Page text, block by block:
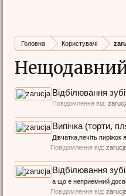
Головна Користувачі
Нещодавний
Відбілювання
Повідомлення від:
Випічка (торти,
Дівчатка,печіть
Повідомлення від:
Відбілювання
а що е неприемний
Повідомлення від: